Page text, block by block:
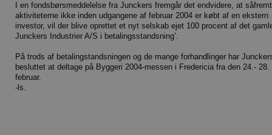
I en fondsbørsmeddelelse fra Junckers fremgår det endvidere, at såfremt
aktiviteterne ikke inden udgangene af februar 2004 er købt af en ekstern
investor, vil der blive oprettet et nyt selskab ejet 100 procent af det
Junckers Industrier A/S i betalingsstandsning’.
På trods af betalingstandsningen og de mange forhandlinger har
besluttet at deltage på Byggeri 2004-messen i Fredericia fra den 24.- 28.
februar.
-ls.